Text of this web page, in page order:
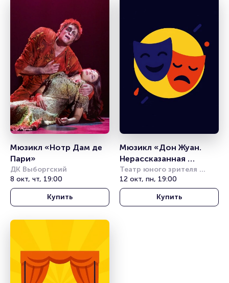
Мюзикл «Нотр Дам де
Пари»
ДК Выборгский
8 окт, чт, 19:00
Купить
Мюзикл «Дон Жуан.
Нерассказанная
история»
Театр юного зрителя
имени А.А. Брянцева
12 окт, пн, 19:00
Купить